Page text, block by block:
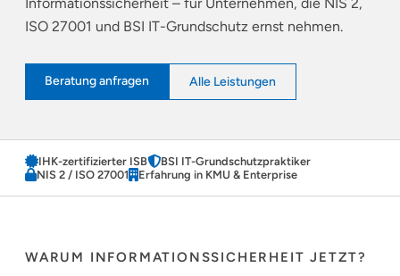
ISO 27001 und BSI IT-Grundschutz ernst nehmen.
Beratung anfragen Alle Leistungen
IHK-zertifizierter ISB
BSI IT-Grundschutzpraktiker
NIS 2 / ISO 27001
Erfahrung in KMU & Enterprise
WARUM INFORMATIONSSICHERHEIT JETZT?